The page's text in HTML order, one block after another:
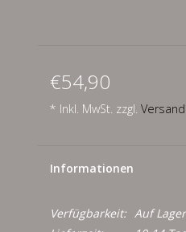
€54,90
* Inkl. MwSt. zzgl.
Informationen
Verfügbarkeit: Auf Lager